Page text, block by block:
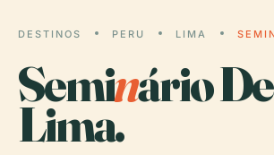
DESTINOS PERU LIMA
Seminário De
Lima.